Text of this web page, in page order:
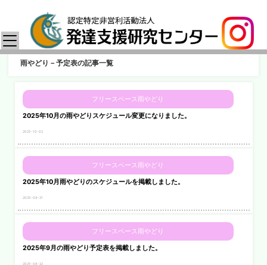
雨やどり－予定表の記事一覧
フリースペース雨やどり
2025年10月の雨やどりスケジュール変更になりました。
2025-10-02
フリースペース雨やどり
2025年10月雨やどりのスケジュールを掲載しました。
2025-09-21
フリースペース雨やどり
2025年9月の雨やどり予定表を掲載しました。
2025-08-22